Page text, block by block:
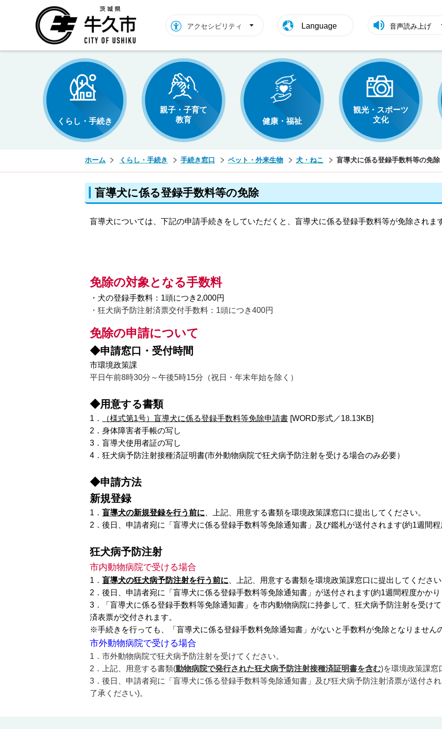
アクセシビリティ Language 音声読み上げ
くらし・手続き
親子・子育て
教育
健康・福祉
観光・スポーツ
文化
ホーム くらし・手続き 手続き窓口 ペット・外来生物 犬・ねこ 盲導犬に係る登録手数料等の免除
盲導犬に係る登録手数料等の免除
盲導犬については、下記の申請手続きをしていただくと、盲導犬に係る登録手数料等が免除されま
免除の対象となる手数料
・犬の登録手数料：1頭につき2,000円
・狂犬病予防注射済票交付手数料：1頭につき400円
免除の申請について
◆申請窓口・受付時間
市環境政策課
平日午前8時30分～午後5時15分（祝日・年末年始を除く）
◆用意する書類
1． （様式第1号）盲導犬に係る登録手数料等免除申請書 [WORD形式／18.13KB]
2．身体障害者手帳の写し
3．盲導犬使用者証の写し
4．狂犬病予防注射接種済証明書(市外動物病院で狂犬病予防注射を受ける場合のみ必要）
◆申請方法
新規登録
1． 盲導犬の新規登録を行う前に 、上記、用意する書類を環境政策課窓口に提出してください。
2．後日、申請者宛に「盲導犬に係る登録手数料等免除通知書」及び鑑札が送付されます(約1週間
狂犬病予防注射
市内動物病院で受ける場合
1． 盲導犬の狂犬病予防注射を行う前に 、上記、用意する書類を環境政策課窓口に提出してくださ
2．後日、申請者宛に「盲導犬に係る登録手数料等免除通知書」が送付されます(約1週間程度かか
3．「盲導犬に係る登録手数料等免除通知書」を市内動物病院に持参して、狂犬病予防注射を受け
済表票が交付されます。
※手続きを行っても、「盲導犬に係る登録手数料免除通知書」がないと手数料が免除となりません
市外動物病院で受ける場合
1．市外動物病院で狂犬病予防注射を受けてください。
2．上記、用意する書類(動物病院で発行された狂犬病予防注射接種済証明書を含む)を環境政策課窓
3．後日、申請者宛に「盲導犬に係る登録手数料等免除通知書」及び狂犬病予防注射済票が送付さ
了承ください)。